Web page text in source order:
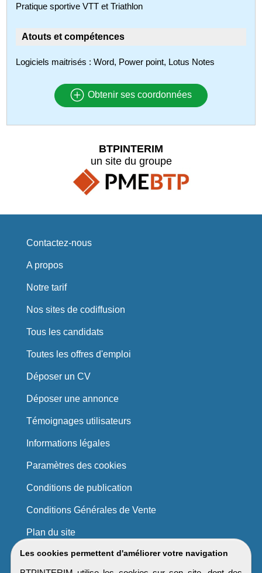
Pratique sportive VTT et Triathlon
Atouts et compétences
Logiciels maitrisés : Word, Power point, Lotus Notes
Obtenir ses coordonnées
Les cookies permettent d'améliorer votre navigation
BTPINTERIM
un site du groupe
Contactez-nous
A propos
Notre tarif
Nos sites de codiffusion
Tous les candidats
Toutes les offres d'emploi
Déposer un CV
Déposer une annonce
Témoignages utilisateurs
Informations légales
Paramètres des cookies
Conditions de publication
Conditions Générales de Vente
Plan du site